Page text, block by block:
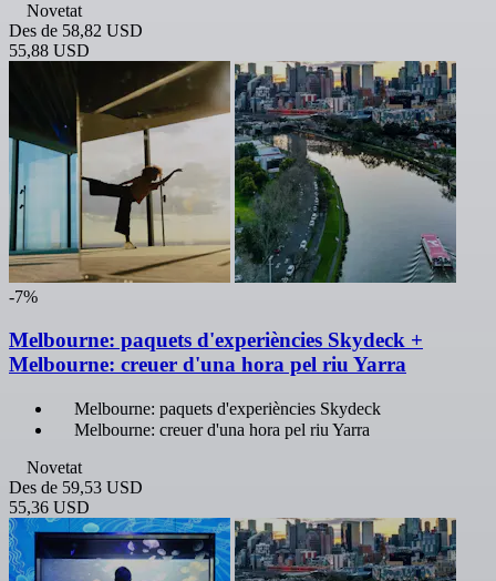
Novetat
Des de 58,82 USD
55,88 USD
-7%
Melbourne: paquets d'experiències Skydeck +
Melbourne: creuer d'una hora pel riu Yarra
Melbourne: paquets d'experiències Skydeck
Melbourne: creuer d'una hora pel riu Yarra
Novetat
Des de 59,53 USD
55,36 USD